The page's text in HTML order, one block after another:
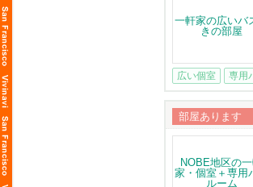
広い個室 専用
部屋あります